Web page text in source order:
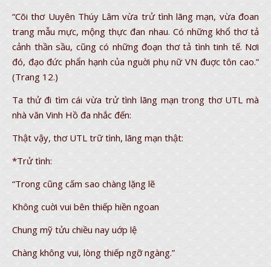
“Cõi thơ Uuyên Thúy Lâm vừa trử tình lãng mạn, vừa đoan
trang mẫu mực, mộng thực đan nhau. Có những khổ thơ tả
cảnh thần sầu, cũng có những đoạn thơ tả tình tinh tế. Nơi
đó, đạo đức phẩn hạnh của nguời phụ nữ VN đuợc tôn cao.”
(Trang 12.)
Ta thử đi tìm cái vừa trử tình lãng mạn trong thơ UTL mà
nhà văn Vinh Hồ đa nhắc đến:
Thật vậy, thơ UTL trữ tình, lãng mạn thật:
*Trử tình:
“Trong cũng cấm sao chàng lặng lẽ
Không cuời vui bên thiếp hiền ngoan
Chung mỹ tửu chiều nay uớp lệ
Chàng không vui, lòng thiếp ngỡ ngàng.”